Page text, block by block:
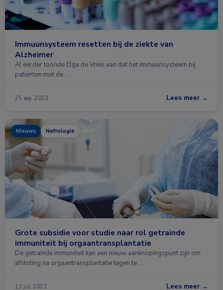
Immuunsysteem resetten bij de ziekte van
Alzheimer
Al eerder toonde Elga de Vries aan dat het immuunsysteem bij
patiënten met de …
25 sep. 2023 Lees meer →
Nieuws Nefrologie
Grote subsidie voor studie naar rol getrainde
immuniteit bij orgaantransplantatie
De getrainde immuniteit kan een nieuw aanknopingspunt zijn om
afstoting na orgaantransplantatie tegen te …
13 jul. 2023 Lees meer →